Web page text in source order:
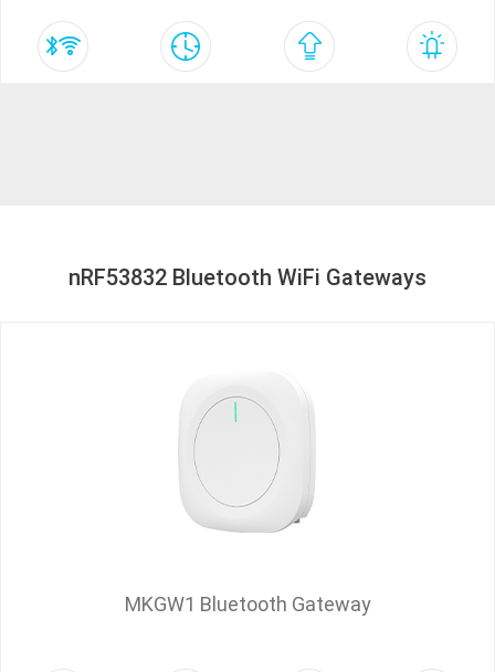
nRF53832 Bluetooth WiFi Gateways
MKGW1 Bluetooth Gateway